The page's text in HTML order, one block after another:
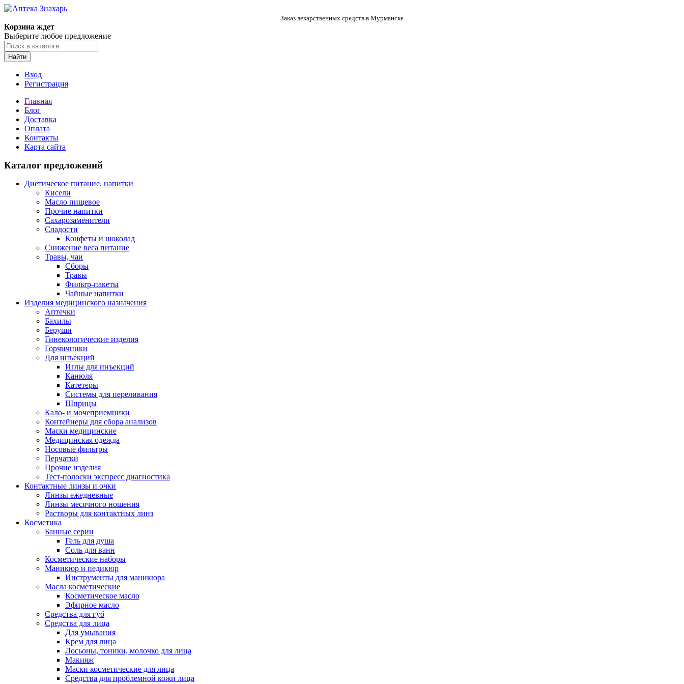
Заказ лекарственных средств в Мурманске
Корзина ждет
Выберите любое предложение
Найти
Вход
Регистрация
Главная
Блог
Доставка
Оплата
Контакты
Карта сайта
Каталог предложений
Диетическое питание, напитки
Кисели
Масло пищевое
Прочие напитки
Сахарозаменители
Сладости
Конфеты и шоколад
Снижение веса питание
Травы, чаи
Сборы
Травы
Фильтр-пакеты
Чайные напитки
Изделия медицинского назначения
Аптечки
Бахилы
Беруши
Гинекологические изделия
Горчичники
Для инъекций
Иглы для инъекций
Канюля
Катетеры
Системы для переливания
Шприцы
Кало- и мочеприемники
Контейнеры для сбора анализов
Маски медицинские
Медицинская одежда
Носовые фильтры
Перчатки
Прочие изделия
Тест-полоски экспресс диагностика
Контактные линзы и очки
Линзы ежедневные
Линзы месячного ношения
Растворы для контактных линз
Косметика
Банные серии
Гель для душа
Соль для ванн
Косметические наборы
Маникюр и педикюр
Инструменты для маникюра
Масла косметические
Косметическое масло
Эфирное масло
Средства для губ
Средства для лица
Для умывания
Крем для лица
Лосьоны, тоники, молочко для лица
Макияж
Маски косметические для лица
Средства для проблемной кожи лица